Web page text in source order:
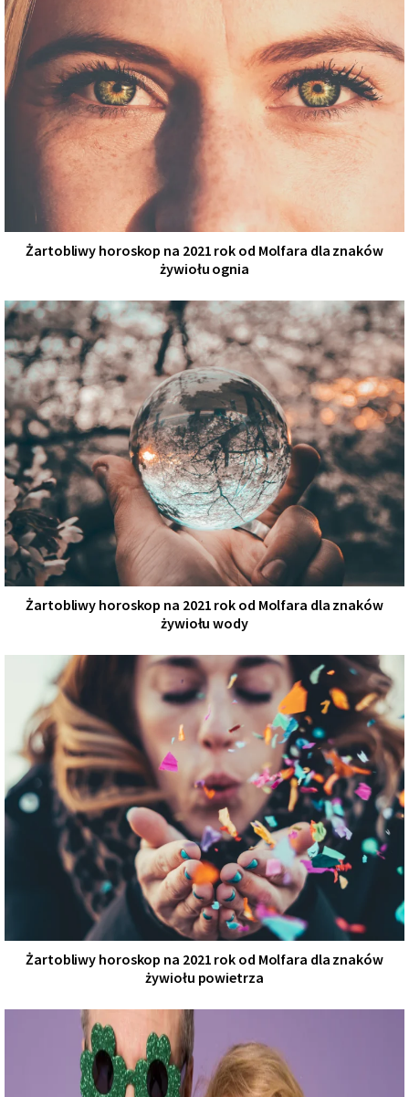
Żartobliwy horoskop na 2021 rok od Molfara dla znaków
żywiołu ognia
Żartobliwy horoskop na 2021 rok od Molfara dla znaków
żywiołu wody
Żartobliwy horoskop na 2021 rok od Molfara dla znaków
żywiołu powietrza